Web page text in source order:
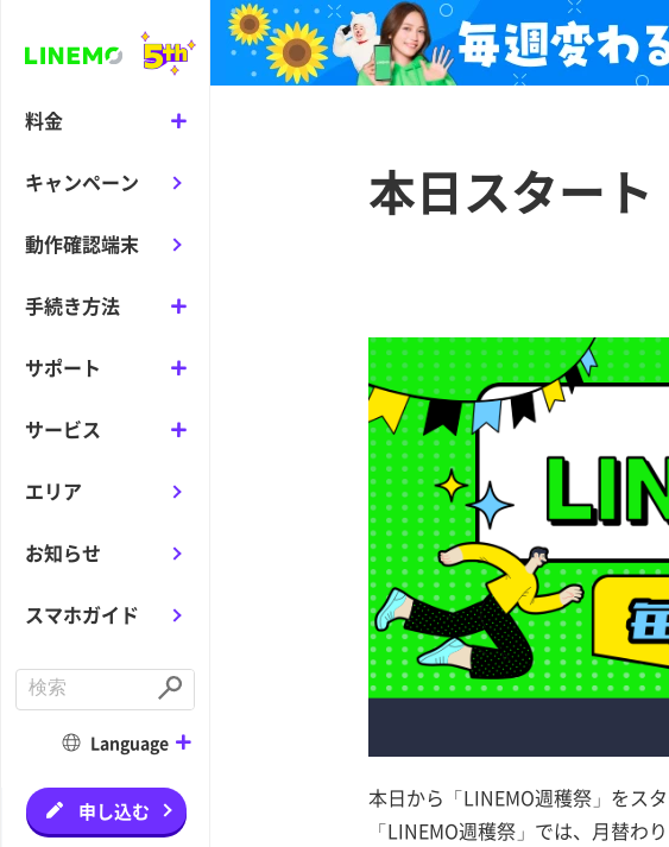
料金
キャンペーン
動作確認端末
手続き方法
サポート
サービス
エリア
お知らせ
スマホガイド
n
S
u
m
t
Language
申し込む
本日スター
本日から「LINEMO週穫祭」をス
「LINEMO週穫祭」では、月替わ